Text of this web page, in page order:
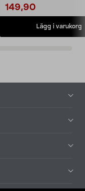
149,90
Lägg i varukorg